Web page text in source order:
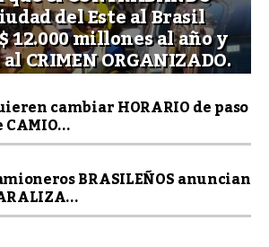
del Este al Brasil
12.000 millones al año y
CRIMEN ORGANIZADO.
cambiar HORARIO de paso
CAMIO...
BRASILEÑOS anuncian